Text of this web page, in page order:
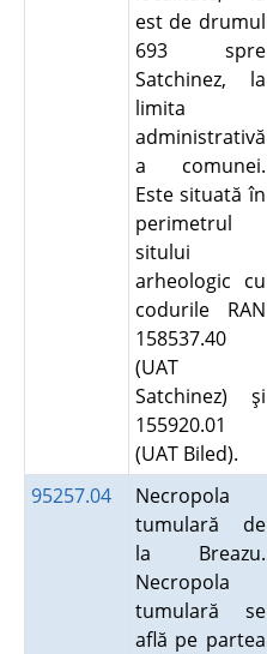
est de drumul
693 spre
Satchinez, la
limita
administrativă
a comunei.
Este situată în
perimetrul
sitului
arheologic cu
codurile RAN
158537.40
(UAT
Satchinez) şi
155920.01
(UAT Biled).
95257.04
Necropola
tumulară de
la Breazu.
Necropola
tumulară se
află pe partea